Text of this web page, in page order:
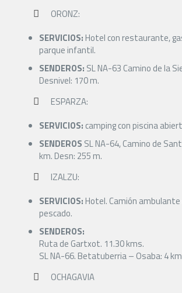
ORONZ:
SERVICIOS: Hotel con restaurante,
parque infantil.
SENDEROS: SL NA-63 Camino de la
Desnivel: 170 m.
ESPARZA:
SERVICIOS: camping con piscina
SENDEROS SL NA-64, Camino de
km. Desn: 255 m.
IZALZU:
SERVICIOS: Hotel. Camión
pescado.
SENDEROS:
Ruta de Gartxot. 11.30 kms.
SL NA-66. Betatuberria – Osaba: 4
OCHAGAVIA